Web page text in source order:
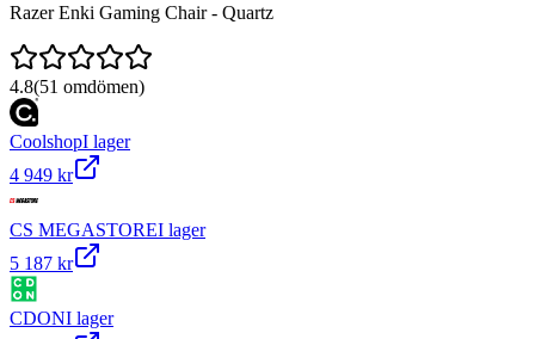
Razer Enki Gaming Chair - Quartz
4.8(51 omdömen)
CoolshopI lager
4 949 kr
CS MEGASTOREI lager
5 187 kr
CDONI lager